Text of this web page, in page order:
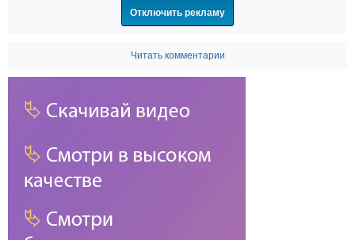
Отключить рекламу
Читать комментарии